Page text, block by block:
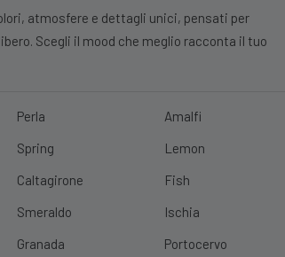
atmosfere e dettagli unici, pensati per
Scegli il mood che meglio racconta il tuo
Perla
Spring
Caltagirone
Smeraldo
Granada
Amalfi
Lemon
Fish
Ischia
Portocervo
SCOPRI|SPEDIZIONE GRATUITA CON UN